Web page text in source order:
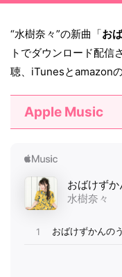
“水樹奈々”の新曲「お
トでダウンロード配
聴、iTunesとamazon
Apple Music